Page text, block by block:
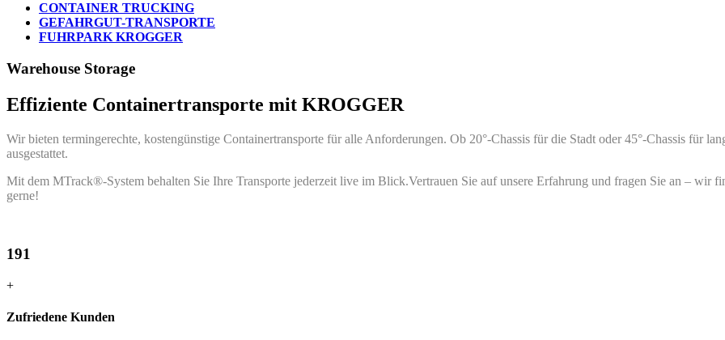
CONTAINER TRUCKING
GEFAHRGUT-TRANSPORTE
FUHRPARK KROGGER
Warehouse Storage
Effiziente Containertransporte mit KROGGER
Wir bieten termingerechte, kostengünstige Containertransporte für alle Anforderungen. Ob 20°-Chassis für die Stadt oder 45°-Chassis für
ausgestattet.
Mit dem MTrack®-System behalten Sie Ihre Transporte jederzeit live im Blick.Vertrauen Sie auf unsere Erfahrung und fragen Sie an – wir
gerne!
191
+
Zufriedene Kunden